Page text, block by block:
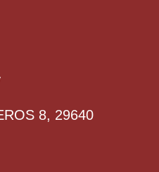
8, 29640